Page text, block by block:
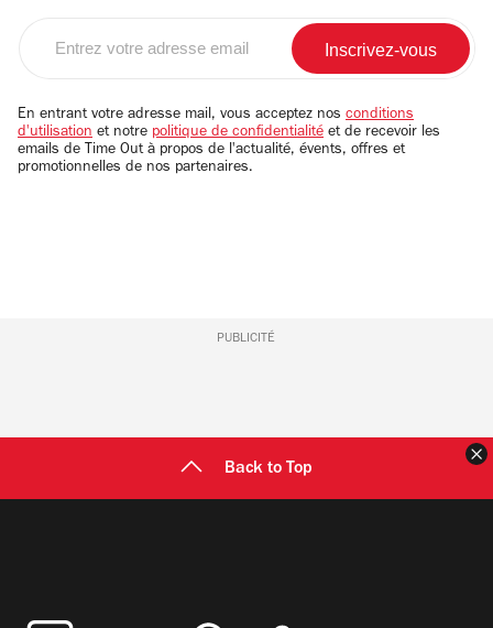
email
En entrant votre adresse mail, vous acceptez nos conditions
d'utilisation et notre politique de confidentialité et de recevoir les
emails de Time Out à propos de l'actualité, évents, offres et
promotionnelles de nos partenaires.
PUBLICITÉ
Back to Top